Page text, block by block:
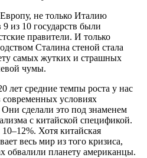
не только Италию
из 10 государств были
правители. И только
Сталина стеной стала
самых жутких и страшных
чумы.
лет средние темпы роста у нас
условиях
сделали это под знаменем
с китайской спецификой.
Хотя китайская
весь мир из того кризиса,
обвалили планету американцы.